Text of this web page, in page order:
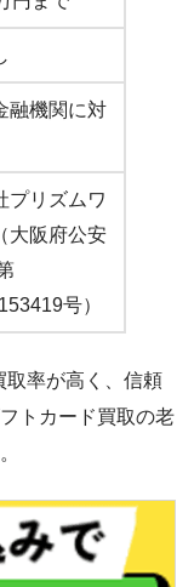
融機関に対
プリズムワ
大阪府公安
号）
取率が高く、信頼
トカード買取の老